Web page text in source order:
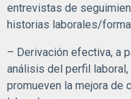
entrevistas de
historias laborales/
– Derivación efectiva, a
análisis del perfil
promueven la mejora de